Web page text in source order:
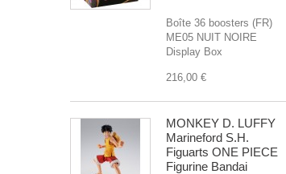
Boîte 36 boosters (FR)
ME05 NUIT NOIRE
Display Box
216,00 €
MONKEY D. LUFFY
Marineford S.H.
Figuarts ONE PIECE
Figurine Bandai